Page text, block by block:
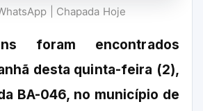
| Chapada Hoje
foram encontrados
desta quinta-feira (2),
BA-046, no município de